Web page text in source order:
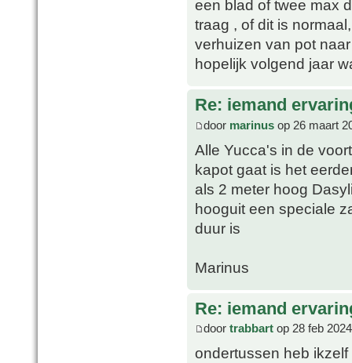
een blad of twee max
traag , of dit is
verhuizen van pot
hopelijk volgend jaar
Re: iemand
door marinus op 26 maart
Alle Yucca's in de
kapot gaat is het
als 2 meter hoog
hooguit een speciale
duur is
Marinus
Re: iemand
door trabbart op 28 feb
ondertussen heb